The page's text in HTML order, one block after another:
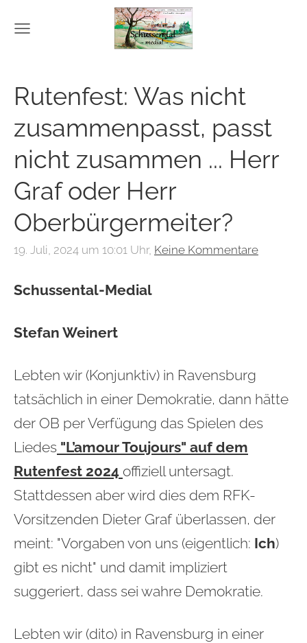
Rutenfest: Was nicht
zusammenpasst, passt
nicht zusammen ... Herr
Graf oder Herr
Oberbürgermeiter?
19. Juli, 2024 um 10:01 Uhr, Keine Kommentare
Schussental-Medial
Stefan Weinert
Lebten wir (Konjunktiv) in Ravensburg
tatsächlich in einer Demokratie, dann hätte
der OB per Verfügung das Spielen des
Liedes "L’amour Toujours" auf dem
Rutenfest 2024 offiziell untersagt.
Stattdessen aber wird dies dem RFK-
Vorsitzenden Dieter Graf überlassen, der
meint: "Vorgaben von uns (eigentlich: Ich)
gibt es nicht" und damit impliziert
suggeriert, dass sei wahre Demokratie.
Lebten wir (dito) in Ravensburg in einer